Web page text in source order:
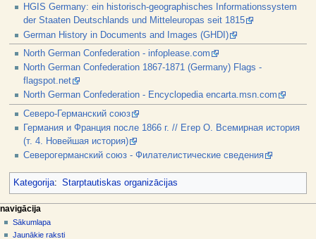
HGIS Germany: ein historisch-geographisches Informationssystem
der Staaten Deutschlands und Mitteleuropas seit 1815
German History in Documents and Images (GHDI)
North German Confederation - infoplease.com
North German Confederation 1867-1871 (Germany) Flags -
flagspot.net
North German Confederation - Encyclopedia encarta.msn.com
Северо-Германский союз
Германия и Франция после 1866 г. // Егер О. Всемирная история
(т. 4. Новейшая история)
Северогерманский союз - Филателистические сведения
Kategorija: Starptautiskas organizācijas
N
a
lapas darbības
raksts
diskusija
dalībnieka rīki
pieslēgties
navigācija
Sākumlapa
Jaunākie raksti